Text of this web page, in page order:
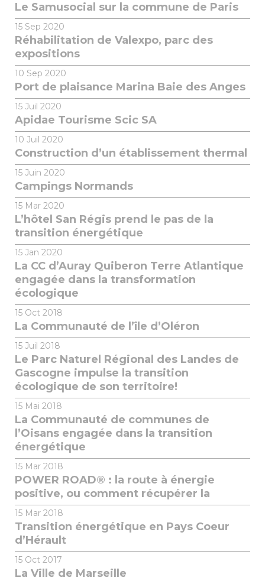
Le Samusocial sur la commune de Paris
15 Sep 2020
Réhabilitation de Valexpo, parc des
expositions
10 Sep 2020
Port de plaisance Marina Baie des Anges
15 Juil 2020
Apidae Tourisme Scic SA
10 Juil 2020
Construction d’un établissement thermal
15 Juin 2020
Campings Normands
15 Mar 2020
L’hôtel San Régis prend le pas de la
transition énergétique
15 Jan 2020
La CC d’Auray Quiberon Terre Atlantique
engagée dans la transformation
écologique
15 Oct 2018
La Communauté de l’île d’Oléron
15 Juil 2018
Le Parc Naturel Régional des Landes de
Gascogne impulse la transition
écologique de son territoire!
15 Mai 2018
La Communauté de communes de
l’Oisans engagée dans la transition
énergétique
15 Mar 2018
POWER ROAD® : la route à énergie
positive, ou comment récupérer la
15 Mar 2018
Transition énergétique en Pays Coeur
d’Hérault
15 Oct 2017
La Ville de Marseille